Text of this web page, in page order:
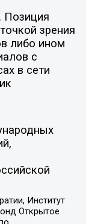
Позиция
зрения
либо ином
с
в сети
Институт
Открытое